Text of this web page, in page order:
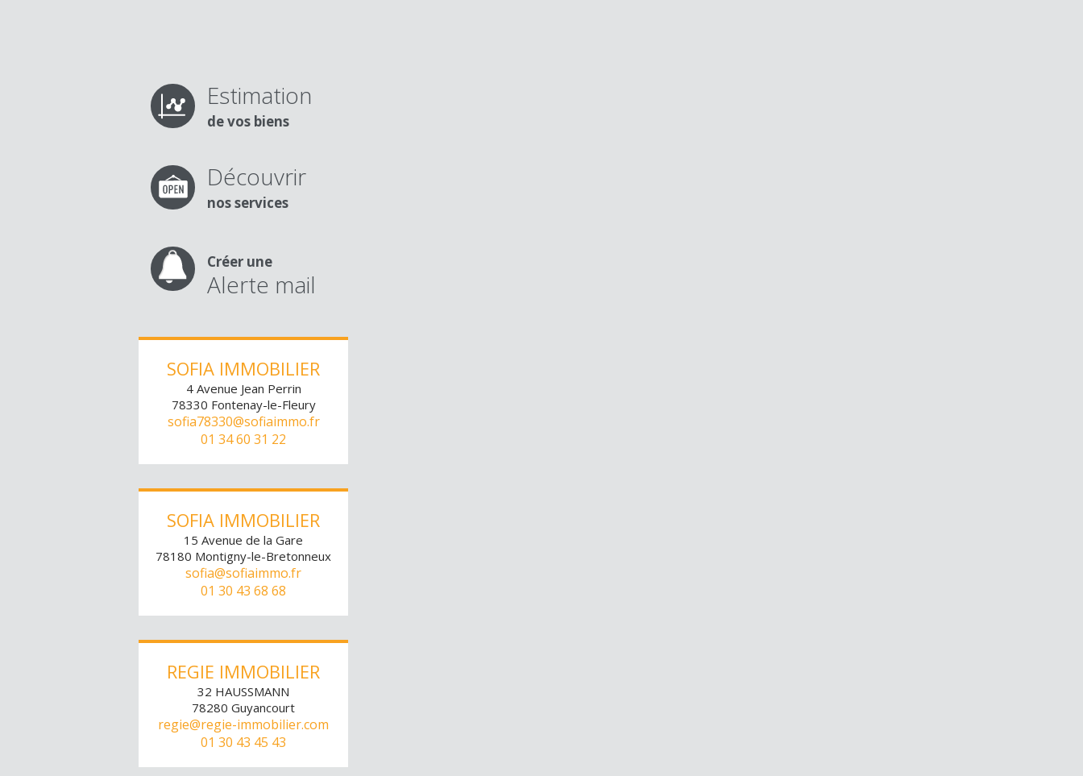
Estimation
de vos biens
Découvrir
nos services
Créer une
Alerte mail
SOFIA IMMOBILIER
4 Avenue Jean Perrin
78330 Fontenay-le-Fleury
sofia78330@sofiaimmo.fr
01 34 60 31 22
SOFIA IMMOBILIER
15 Avenue de la Gare
78180 Montigny-le-Bretonneux
sofia@sofiaimmo.fr
01 30 43 68 68
REGIE IMMOBILIER
32 HAUSSMANN
78280 Guyancourt
regie@regie-immobilier.com
01 30 43 45 43